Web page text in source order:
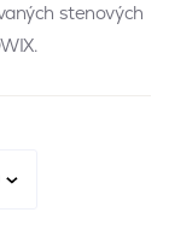
stenových